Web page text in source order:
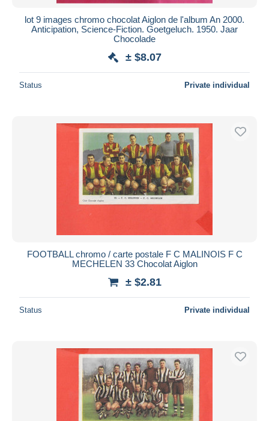
lot 9 images chromo chocolat Aiglon de l'album An 2000.
Anticipation, Science-Fiction. Goetgeluch. 1950. Jaar
Chocolade
± $8.07
Status Private individual
FOOTBALL chromo / carte postale F C MALINOIS F C
MECHELEN 33 Chocolat Aiglon
± $2.81
Status Private individual